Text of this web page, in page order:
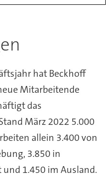
hat Beckhoff
Mitarbeitende
das
März 2022 5.000
allein 3.400 von
3.850 in
1.450 im Ausland.